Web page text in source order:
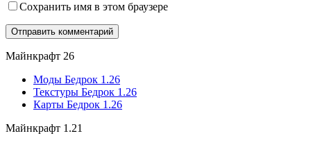
Сохранить имя в этом браузере
Майнкрафт 26
Моды Бедрок 1.26
Текстуры Бедрок 1.26
Карты Бедрок 1.26
Майнкрафт 1.21